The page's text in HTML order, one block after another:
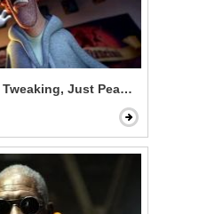
Just Peaking